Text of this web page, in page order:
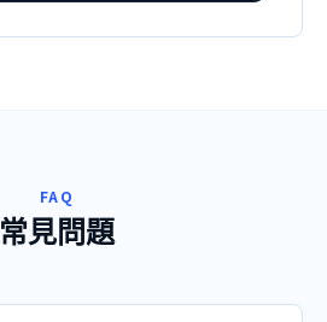
FAQ
常見問題